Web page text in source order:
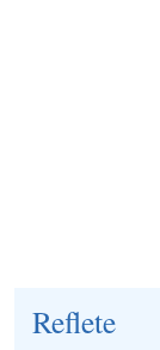
Reflete